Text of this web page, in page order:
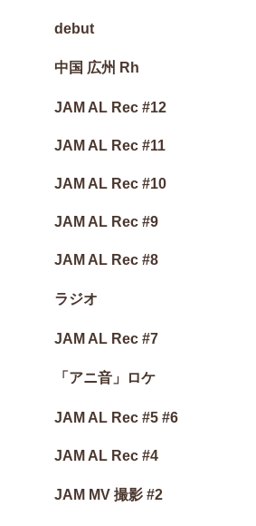
debut
中国 広州 Rh
JAM AL Rec #12
JAM AL Rec #11
JAM AL Rec #10
JAM AL Rec #9
JAM AL Rec #8
ラジオ
JAM AL Rec #7
「アニ音」ロケ
JAM AL Rec #5 #6
JAM AL Rec #4
JAM MV 撮影 #2